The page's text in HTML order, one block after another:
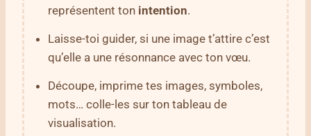
représentent ton intention.
Laisse-toi guider, si une image t’attire c’est
qu’elle a une résonnance avec ton vœu.
Découpe, imprime tes images, symboles,
mots… colle-les sur ton tableau de
visualisation.